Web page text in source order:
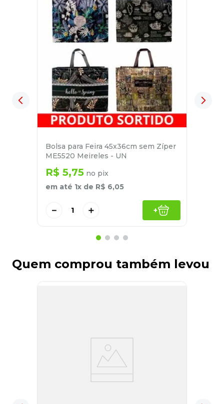
Bolsa para Feira 45x36cm sem Zíper
ME5520 Meireles - UN
R$ 5,75 no pix
em até 1x de R$ 6,05
＋
－ +
Quem comprou também levou